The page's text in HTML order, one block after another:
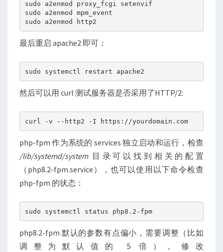
sudo a2enmod proxy_fcgi setenvif
sudo a2enmod mpm_event
sudo a2enmod http2
最后重启 apache2 即可：
sudo systemctl restart apache2
然后可以用 curl 测试服务器是否采用了HTTP/2:
curl -v --http2 -I https://yourdomain.com
php-fpm 作为系统的 services 独立启动和运行，检查
/lib/systemd/system目录可以找到相关的配置
（php8.2-fpm.service），也可以使用以下命令检查
php-fpm 的状态：
sudo systemctl status php8.2-fpm
php8.2-fpm 默认的参数有点偏小，需要调整（比如
调整为默认值的 5 倍）。修改